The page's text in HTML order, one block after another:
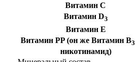
Витамин C
Витамин D3
Витамин E
Витамин PP (он же Витамин B3
никотинамид)